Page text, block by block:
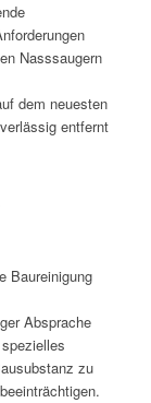
Nasssaugern
dem neuesten
entfernt
Baureinigung
Absprache
zu